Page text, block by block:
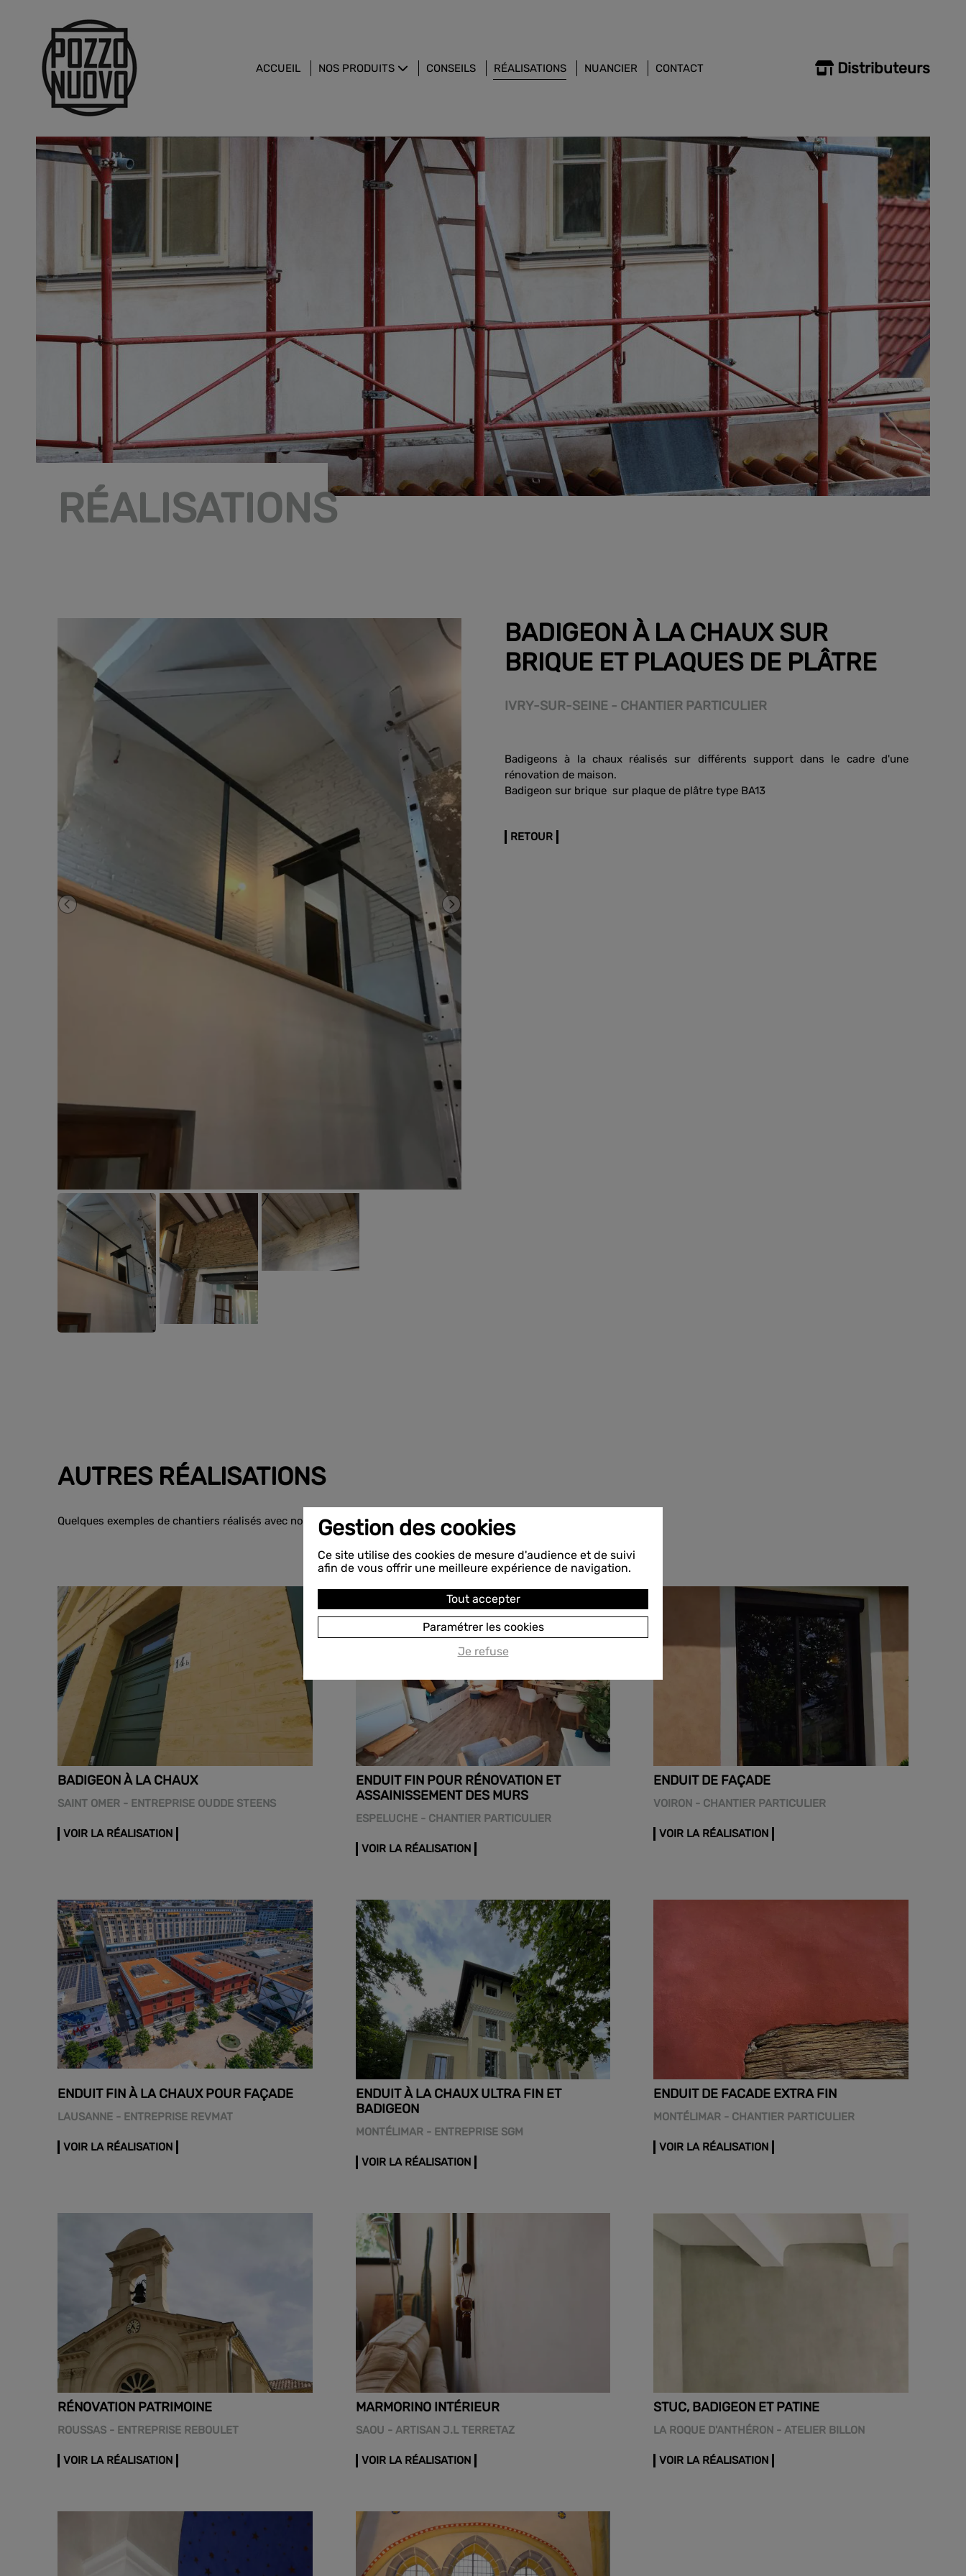
ACCUEIL NOS PRODUITS
PEINTURES
GAMME AGRICOLE
CHARGES MINÉRALES
PRODUITS COMPLÉMENTAIRES
CONSEILS RÉALISATIONS NUANCIER CONTACT Distributeurs
RÉALISATIONS
BADIGEON À LA CHAUX SUR
BRIQUE ET PLAQUES DE PLÂTRE
IVRY-SUR-SEINE - CHANTIER PARTICULIER
Badigeons à la chaux réalisés sur différents support dans le cadre d'une
rénovation de maison.
Badigeon sur brique sur plaque de plâtre type BA13
RETOUR
AUTRES RÉALISATIONS
Quelques exemples de chantiers réalisés avec nos produits
BADIGEON À LA CHAUX
SAINT OMER - ENTREPRISE OUDDE STEENS
VOIR LA RÉALISATION
ENDUIT FIN POUR RÉNOVATION ET
ASSAINISSEMENT DES MURS
ESPELUCHE - CHANTIER PARTICULIER
VOIR LA RÉALISATION
ENDUIT DE FAÇADE
VOIRON - CHANTIER PARTICULIER
VOIR LA RÉALISATION
ENDUIT FIN À LA CHAUX POUR FAÇADE
LAUSANNE - ENTREPRISE REVMAT
VOIR LA RÉALISATION
ENDUIT À LA CHAUX ULTRA FIN ET
BADIGEON
MONTÉLIMAR - ENTREPRISE SGM
VOIR LA RÉALISATION
ENDUIT DE FACADE EXTRA FIN
MONTÉLIMAR - CHANTIER PARTICULIER
VOIR LA RÉALISATION
RÉNOVATION PATRIMOINE
ROUSSAS - ENTREPRISE REBOULET
VOIR LA RÉALISATION
MARMORINO INTÉRIEUR
SAOU - ARTISAN J.L TERRETAZ
VOIR LA RÉALISATION
STUC, BADIGEON ET PATINE
LA ROQUE D'ANTHÉRON - ATELIER BILLON
VOIR LA RÉALISATION
Gestion des cookies
Ce site utilise des cookies de mesure d'audience et de suivi
afin de vous offrir une meilleure expérience de navigation.
Tout accepter
Paramétrer les cookies
Je refuse